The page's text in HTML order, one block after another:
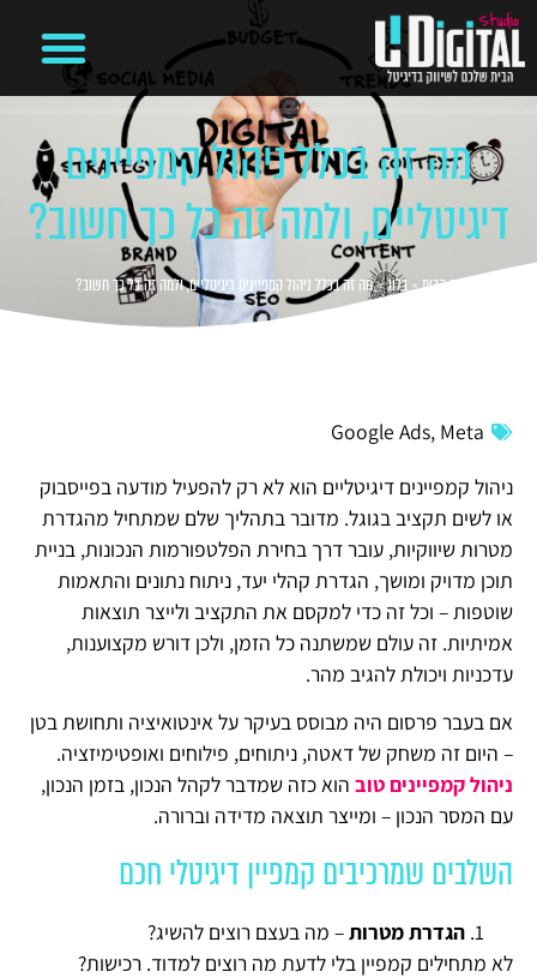
מה זה בכלל ניהול קמפיינים
דיגיטליים, ולמה זה כל כך חשוב?
דף הבית»בלוג»מה זה בכלל ניהול קמפיינים דיגיטליים, ולמה זה כל כך חשוב?
Google Ads, Meta
ניהול קמפיינים דיגיטליים הוא לא רק להפעיל מודעה בפייסבוק
או לשים תקציב בגוגל. מדובר בתהליך שלם שמתחיל מהגדרת
מטרות שיווקיות, עובר דרך בחירת הפלטפורמות הנכונות, בניית
תוכן מדויק ומושך, הגדרת קהלי יעד, ניתוח נתונים והתאמות
שוטפות – וכל זה כדי למקסם את התקציב ולייצר תוצאות
אמיתיות. זה עולם שמשתנה כל הזמן, ולכן דורש מקצוענות,
עדכניות ויכולת להגיב מהר.
אם בעבר פרסום היה מבוסס בעיקר על אינטואיציה ותחושת בטן
– היום זה משחק של דאטה, ניתוחים, פילוחים ואופטימיזציה.
ניהול קמפיינים טוב הוא כזה שמדבר לקהל הנכון, בזמן הנכון,
עם המסר הנכון – ומייצר תוצאה מדידה וברורה.
השלבים שמרכיבים קמפיין דיגיטלי חכם
הגדרת מטרות– מה בעצם רוצים להשיג?
לא מתחילים קמפיין בלי לדעת מה רוצים למדוד. רכישות?